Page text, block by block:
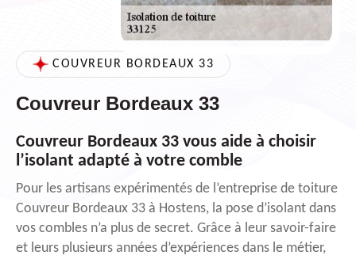
COUVREUR BORDEAUX 33
Couvreur Bordeaux 33
Couvreur Bordeaux 33 vous aide à choisir
l’isolant adapté à votre comble
Pour les artisans expérimentés de l’entreprise de toiture
Couvreur Bordeaux 33 à Hostens, la pose d’isolant dans
vos combles n’a plus de secret. Grâce à leur savoir-faire
et leurs plusieurs années d’expériences dans le métier,